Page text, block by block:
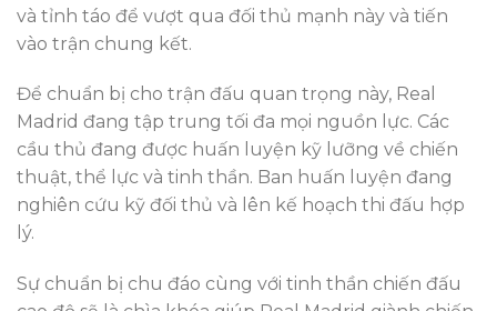
và tỉnh táo để vượt qua đối thủ mạnh này và tiến
vào trận chung kết.
Để chuẩn bị cho trận đấu quan trọng này, Real
Madrid đang tập trung tối đa mọi nguồn lực. Các
cầu thủ đang được huấn luyện kỹ lưỡng về chiến
thuật, thể lực và tinh thần. Ban huấn luyện đang
nghiên cứu kỹ đối thủ và lên kế hoạch thi đấu hợp
lý.
Sự chuẩn bị chu đáo cùng với tinh thần chiến đấu